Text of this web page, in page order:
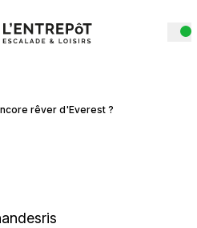
rêver d'Everest ?